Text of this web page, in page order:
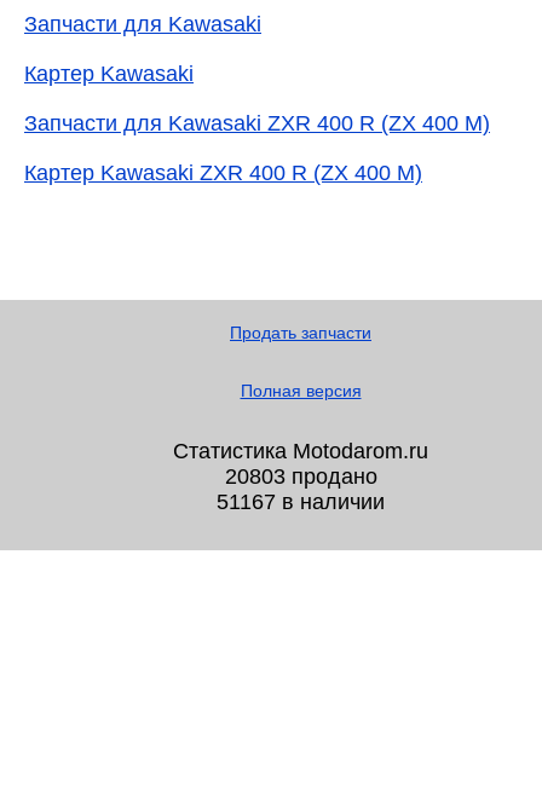
Запчасти для Kawasaki
Картер Kawasaki
Запчасти для Kawasaki ZXR 400 R (ZX 400 M)
Картер Kawasaki ZXR 400 R (ZX 400 M)
Продать запчасти
Полная версия
Статистика Motodarom.ru
20803 продано
51167 в наличии